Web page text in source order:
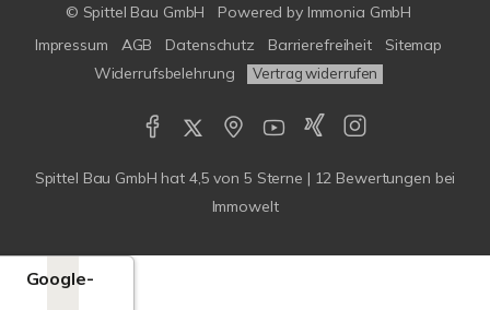
© Spittel Bau GmbH Powered by Immonia GmbH
Impressum
AGB Datenschutz Barrierefreiheit
Sitemap
Widerrufsbelehrung
Vertrag widerrufen
Spittel Bau GmbH hat 4,5 von 5 Sterne | 12 Bewertungen bei
Immowelt
Google-